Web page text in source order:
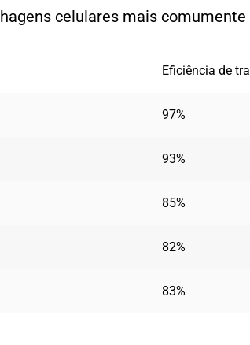
celulares mais
Eficiência de
97%
93%
85%
82%
83%